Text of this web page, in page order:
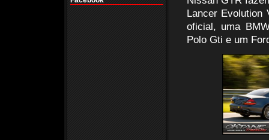
Lancer Evolution
oficial, uma
Polo Gti e um